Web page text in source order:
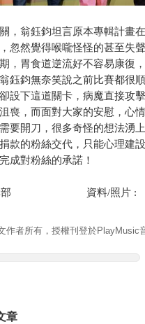
，翁鈺鈞坦言原本專輯計畫
忽然覺得喉嚨怪怪的甚至失
，胃食道逆流好不容易康復
鈺鈞無奈笑說之前比賽都很
設下這道關卡，病魔直接攻
喪，而面對大家的安慰，心
要開刀，很多奇怪的想法湧
款的粉絲交代，只能心理建
成對粉絲的承諾！
編輯部 資料/照片 :
作者所有，授權刊登於PlayMusic
章